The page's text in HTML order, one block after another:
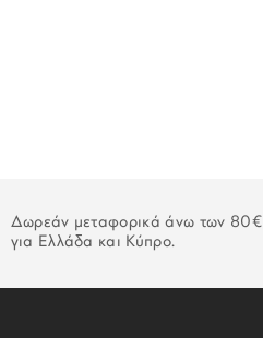
Δωρεάν μεταφορικά άνω των 80€
για Ελλάδα και Κύπρο.